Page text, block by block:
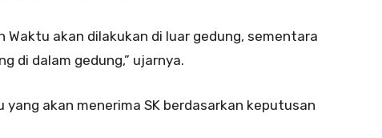
Waktu akan dilakukan di luar gedung, sementara
di dalam gedung,” ujarnya.
yang akan menerima SK berdasarkan keputusan